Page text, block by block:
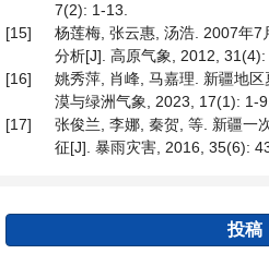
7(2): 1-13.
[15]
杨莲梅, 张云惠, 汤浩. 2007年7
分析[J]. 高原气象, 2012, 31(4):
[16]
姚秀萍, 肖峰, 马嘉理. 新疆地
漠与绿洲气象, 2023, 17(1): 1-9.
[17]
张俊兰, 李娜, 秦贺, 等. 新疆一
征[J]. 暴雨灾害, 2016, 35(6):
投稿